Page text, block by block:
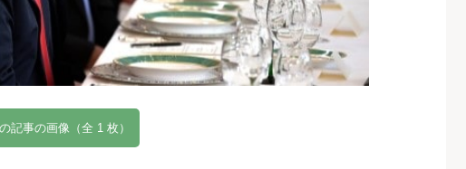
記事の画像（全 1 枚）